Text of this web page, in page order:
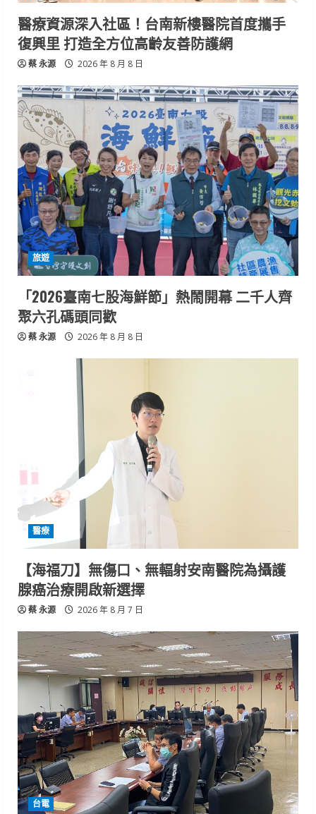
醫療資源深入社區！台南新樓醫院首度攜手
復興里 打造全方位高齡友善防護網
蔡 永源 2026 年 8 月 8 日
旅遊
「2026臺南七股海鮮節」熱鬧開幕 二千人齊
聚六孔碼頭同歡
蔡 永源 2026 年 8 月 8 日
醫療
【海福刀】無傷口、無輻射安南醫院為攝護
腺癌治療開啟新選擇
蔡 永源 2026 年 8 月 7 日
台電